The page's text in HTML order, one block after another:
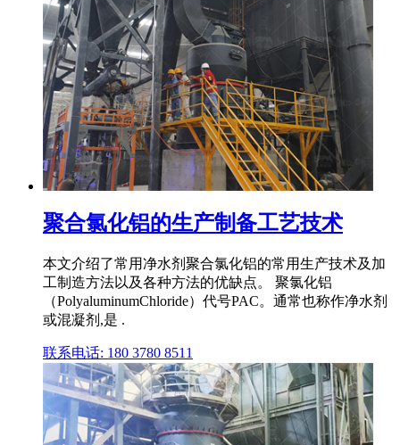
聚合氯化铝的生产制备工艺技术
本文介绍了常用净水剂聚合氯化铝的常用生产技术及加
工制造方法以及各种方法的优缺点。 聚氯化铝
（PolyaluminumChloride）代号PAC。通常也称作净水剂
或混凝剂,是 .
联系电话: 180 3780 8511